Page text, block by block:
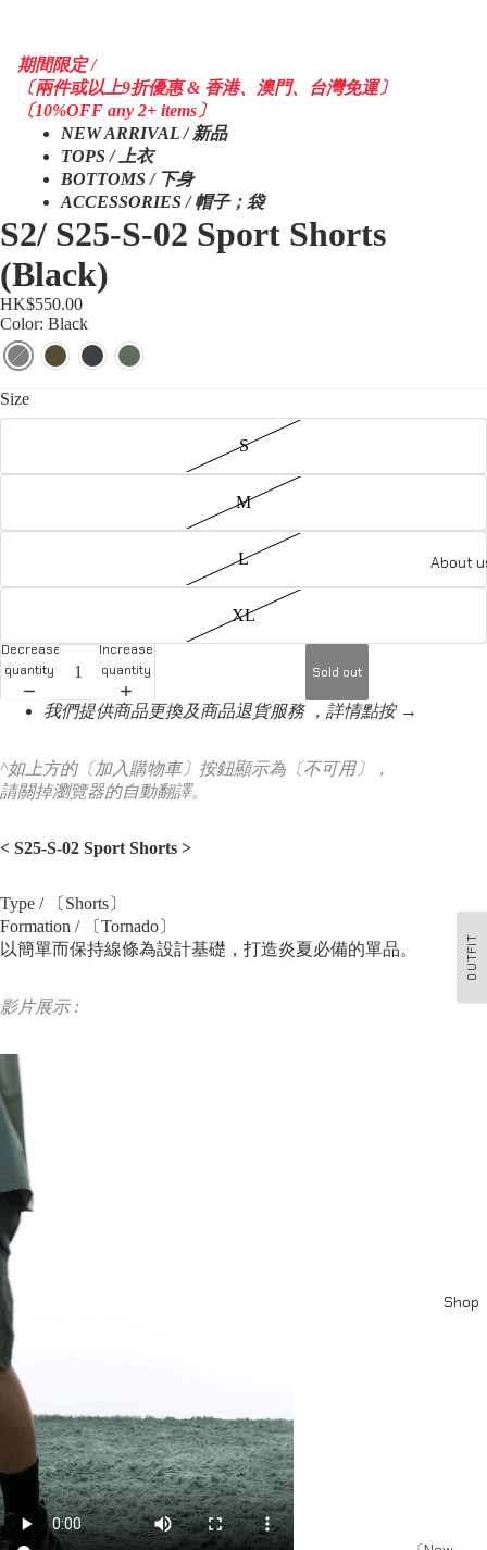
About
Shop
OUTFIT
期間限定 /
〔兩件或以上9折優惠 & 香港、澳門、台灣免運〕
〔10%OFF any 2+ items〕
NEW ARRIVAL / 新品
TOPS / 上衣
BOTTOMS / 下身
ACCESSORIES / 帽子；袋
S2/ S25-S-02 Sport Shorts
(Black)
HK$550.00
Color: Black
Size
S
M
L
XL
Decrease
quantity
Increase
quantity
Sold out
我們提供商品更換及商品退貨服務 ，詳情點按 →
^如上方的〔加入購物車〕按鈕顯示為〔不可用〕，
請關掉瀏覽器的自動翻譯。
< S25-S-02 Sport Shorts >
Type / 〔Shorts〕
Formation / 〔Tornado〕
以簡單而保持線條為設計基礎，打造炎夏必備的單品。
影片展示 :